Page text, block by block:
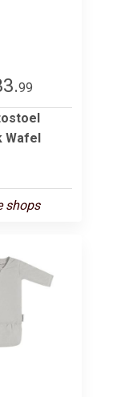
99
Wafel
shops